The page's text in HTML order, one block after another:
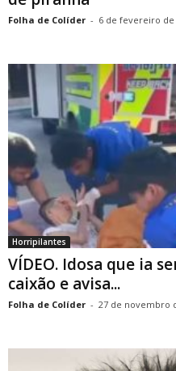
Folha de Colíder - 6 de fevereiro de
Horripilantes
VÍDEO. Idosa que ia
caixão e avisa...
Folha de Colíder - 27 de novembro